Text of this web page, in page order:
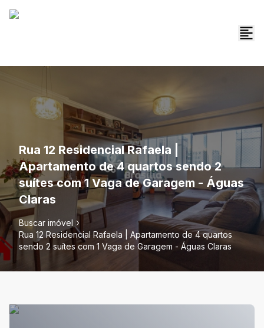
Rua 12 Residencial Rafaela |
Apartamento de 4 quartos sendo 2
suítes com 1 Vaga de Garagem - Águas
Claras
Buscar imóvel
Rua 12 Residencial Rafaela | Apartamento de 4 quartos
sendo 2 suítes com 1 Vaga de Garagem - Águas Claras